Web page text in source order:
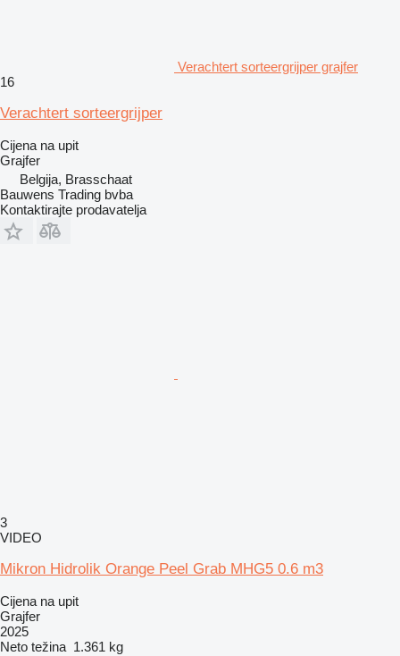
Verachtert sorteergrijper grajfer
16
Verachtert sorteergrijper
Cijena na upit
Grajfer
Belgija, Brasschaat
Bauwens Trading bvba
Kontaktirajte prodavatelja
3
VIDEO
Mikron Hidrolik Orange Peel Grab MHG5 0.6 m3
Cijena na upit
Grajfer
2025
Neto težina 1.361 kg